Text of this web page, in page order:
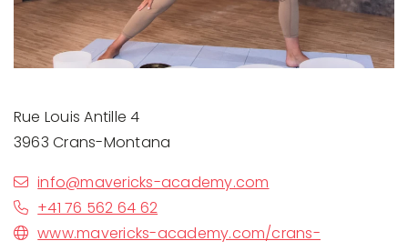
Rue Louis Antille 4
3963 Crans-Montana
info@mavericks-academy.com
+41 76 562 64 62
www.mavericks-academy.com/crans-